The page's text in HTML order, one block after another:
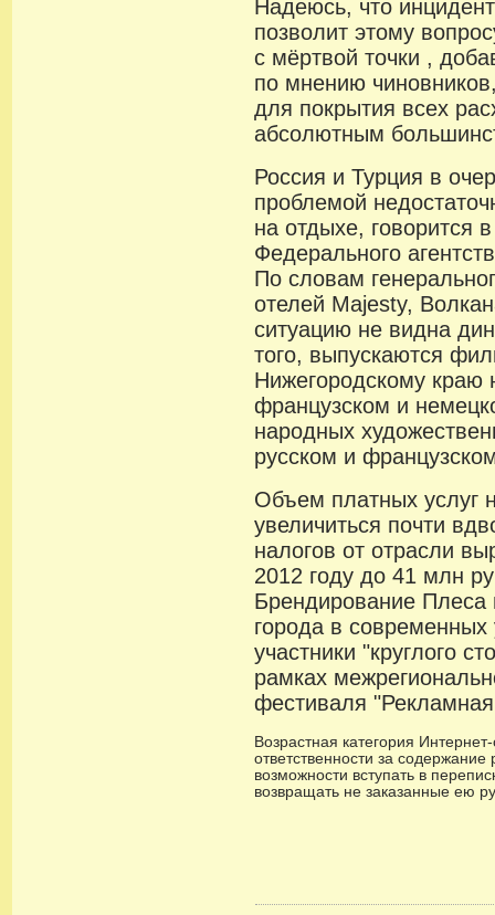
Надеюсь, что
позволит этому
с мёртвой точки ,
по мнению
для покрытия всех
абсолютным
Россия и Турция в
проблемой
на отдыхе, говорится
Федерального
По словам
отелей Majesty,
ситуацию не видна
того, выпускаются
Нижегородскому краю
французском и
народных
русском и
Объем платных услуг
увеличиться почти
налогов от отрасли
2012 году до 41 млн
Брендирование Плеса
города в современных
участники "круглого
рамках
фестиваля
Возрастная категория
ответственности за
возможности вступать в
возвращать не заказанные ею